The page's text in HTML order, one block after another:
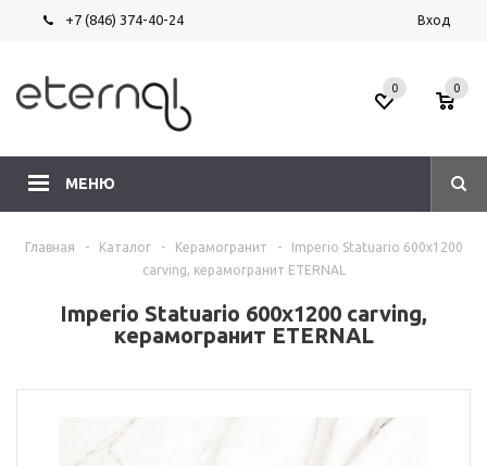
+7 (846) 374-40-24 Вход
МЕНЮ
0 0
Главная - Каталог - Керамогранит -
Imperio Statuario 600х1200
carving, керамогранит ETERNAL
Imperio Statuario 600х1200 carving,
керамогранит ETERNAL